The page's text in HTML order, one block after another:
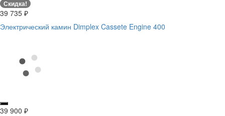
Скидка!
39 735 ₽
Электрический камин Dimplex Cassete Engine 400
39 900 ₽